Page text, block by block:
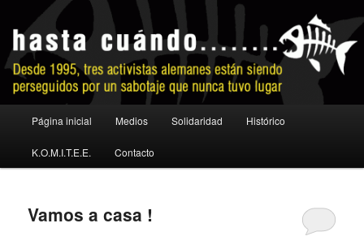
contenido
principal
contenido
secundarioNo a la extradición
principal
Página inicial Medios Solidaridad Histórico
K.O.M.I.T.E.E. Contacto
Vamos a casa !